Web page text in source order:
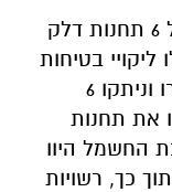
במהלך הפעילות, פשטו הכוחות על 6 תחנות דלק
בטיחות
חמורים. עובדי חברת החשמל איתרו וניתקו 6
את תחנות
החשמל היוו
כך, רשויות